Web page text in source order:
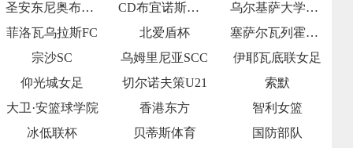
圣安东尼奥布鲁布鲁女足
CD布宜诺斯艾利斯FC
乌尔基萨大学女足
菲洛瓦乌拉斯FC
北爱盾杯
塞萨尔瓦列霍后备队
宗沙SC
乌姆里尼亚SCC
伊耶瓦底联女足
仰光城女足
切尔诺夫策U21
索默
大卫·安篮球学院
香港东方
智利女篮
冰低联杯
贝蒂斯体育 国防部队